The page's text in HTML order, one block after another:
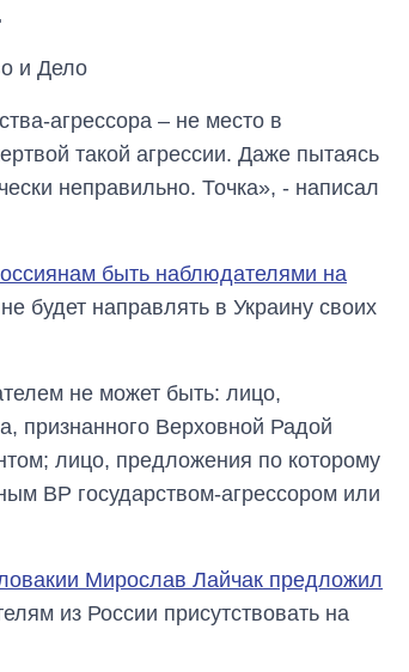
и Дело
агрессора – не место в
такой агрессии. Даже пытаясь
неправильно. Точка», - написал
быть наблюдателями на
будет направлять в Украину своих
не может быть: лицо,
признанного Верховной Радой
лицо, предложения по которому
ВР государством-агрессором или
Мирослав Лайчак предложил
из России присутствовать на
Восемь
за лето: Киев и
область стали
главной целью рф